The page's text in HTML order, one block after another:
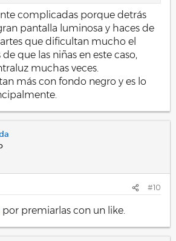
complicadas porque detrás
pantalla luminosa y haces de
que dificultan mucho el
que las niñas en este caso,
muchas veces.
más con fondo negro y es lo
#10
por premiarlas con un like.